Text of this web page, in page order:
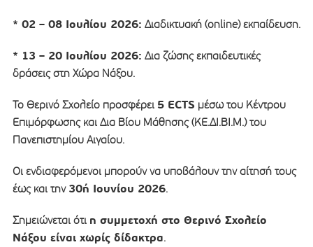
* 02 – 08 Ιουλίου 2026: Διαδικτυακή (online) εκπαίδευση.
* 13 – 20 Ιουλίου 2026: Δια ζώσης εκπαιδευτικές
δράσεις στη Χώρα Νάξου.
Το Θερινό Σχολείο προσφέρει 5 ECTS μέσω του Κέντρου
Επιμόρφωσης και Δια Βίου Μάθησης (ΚΕ.ΔΙ.ΒΙ.Μ.) του
Πανεπιστημίου Αιγαίου.
Οι ενδιαφερόμενοι μπορούν να υποβάλουν την αίτησή τους
έως και την 30ή Ιουνίου 2026.
Σημειώνεται ότι η συμμετοχή στο Θερινό Σχολείο
Νάξου είναι χωρίς δίδακτρα.